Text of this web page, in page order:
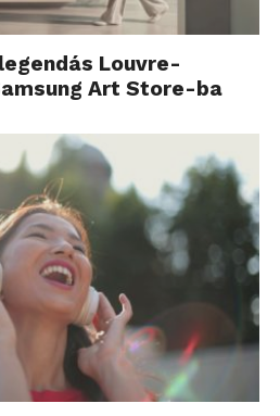
Louvre-
Art Store-ba